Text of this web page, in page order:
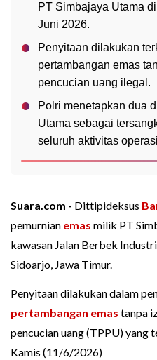
PT Simbajaya Utama
Juni 2026.
Penyitaan dilakukan
pertambangan emas
pencucian uang ilegal.
Polri menetapkan dua
Utama sebagai
seluruh aktivitas
Suara.com - Dittipideksus
pemurnian emas milik PT
kawasan Jalan Berbek
Sidoarjo, Jawa Timur.
Penyitaan dilakukan dalam
pertambangan emas tanpa
pencucian uang (TPPU) yang
Kamis (11/6/2026)